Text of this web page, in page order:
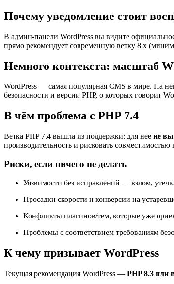
Почему уведомление стоит
В админ-панели WordPress вы видите
прямо рекомендует современную ветку 8.x
Немного контекста: масштаб
WordPress — самая популярная CMS в мире. На
безопасности и версии PHP, о которых говорит
В чём проблема с PHP 7.4
Ветка PHP 7.4 вышла из поддержки: для неё не
производительность и рисковать совместимостью
Риски, если ничего не делать
Уязвимости без исправлений → взлом,
Просадки скорости и конверсии на
Конфликты плагинов/тем, которые уже
Проблемы с соответствием требованиям
К чему призывает WordPress
Текущая рекомендация WordPress — PHP 8.3 или